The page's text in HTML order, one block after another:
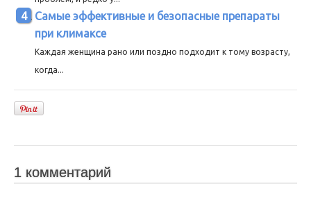
Самые эффективные и безопасные препараты
при климаксе
Каждая женщина рано или поздно подходит к тому возрасту,
когда...
1 комментарий